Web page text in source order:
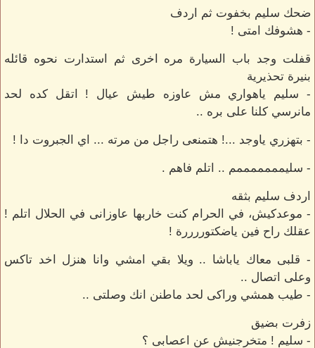
ضحك سليم بخفوت ثم اردف
- هشوفك امتى !
قفلت وجد باب السيارة مره اخرى ثم استدارت نحوه قائله
بنيرة تحذيرية
- سليم ياهواري مش عاوزه طيش عيال ! اتقل كده لحد
مانرسي كلنا على بره ..
- بتهزري ياوجد ...! هتمنعى راجل من مرته ... اي الجبروت دا !
- سليمممممممم .. اتلم فاهم .
اردف سليم بثقه
- موعدكيش، في الحرام كنت خاربها عاوزانى في الحلال اتلم !
عقلك راح فين ياضكتوررررة !
- قلبى معاك ياباشا .. ويلا بقي امشي وانا هنزل اخد تاكس
وعلى اتصال ..
- طيب همشي وراكى لحد ماطنن انك وصلتى ..
زفرت بضيق
- سليم ! متخرجنيش عن اعصابى ؟